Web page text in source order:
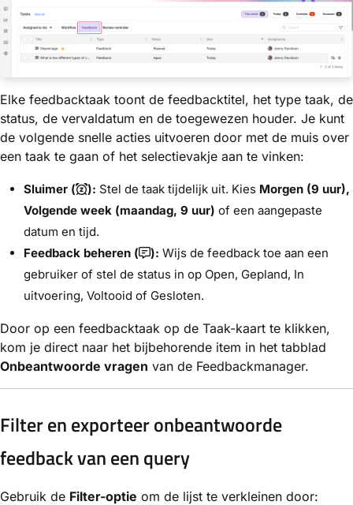
Elke feedbacktaak toont de feedbacktitel, het type taak, de
status, de vervaldatum en de toegewezen houder. Je kunt
de volgende snelle acties uitvoeren door met de muis over
een taak te gaan of het selectievakje aan te vinken:
Sluimer ( ): Stel de taak tijdelijk uit. Kies Morgen (9 uur),
Volgende week (maandag, 9 uur) of een aangepaste
datum en tijd.
Feedback beheren (
): Wijs de feedback toe aan een
gebruiker of stel de status in op Open, Gepland, In
uitvoering, Voltooid of Gesloten.
Door op een feedbacktaak op de Taak-kaart te klikken,
kom je direct naar het bijbehorende item in het tabblad
Onbeantwoorde vragen van de Feedbackmanager.
Filter en exporteer onbeantwoorde
feedback van een query
Gebruik de Filter-optie om de lijst te verkleinen door: